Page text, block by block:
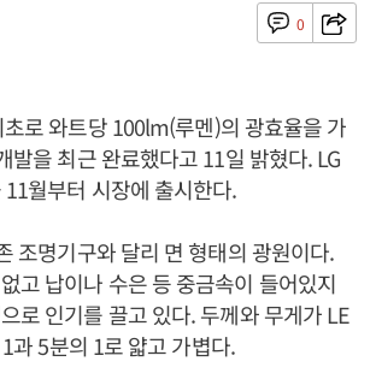
0
로 와트당 100lm(루멘)의 광효율을 가
발을 최근 완료했다고 11일 밝혔다. LG
월부터 시장에 출시한다.
조명기구와 달리 면 형태의 광원이다.
고 납이나 수은 등 중금속이 들어있지
로 인기를 끌고 있다. 두께와 무게가 LE
과 5분의 1로 얇고 가볍다.